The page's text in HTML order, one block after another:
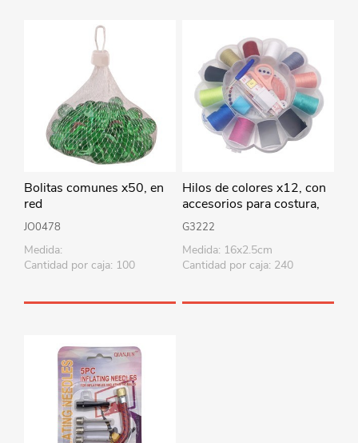
Bolitas comunes x50, en
red
JO0478
Medida:
Cantidad por caja: 100
Hilos de colores x12, con
accesorios para costura,
en caja de plástico
G3222
Medida: 16x2.5cm
Cantidad por caja: 240